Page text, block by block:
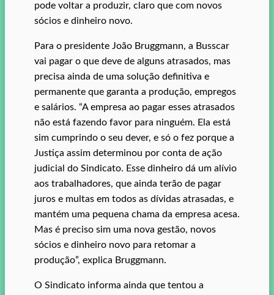
pode voltar a produzir, claro que com novos
sócios e dinheiro novo.
Para o presidente João Bruggmann, a Busscar
vai pagar o que deve de alguns atrasados, mas
precisa ainda de uma solução definitiva e
permanente que garanta a produção, empregos
e salários. “A empresa ao pagar esses atrasados
não está fazendo favor para ninguém. Ela está
sim cumprindo o seu dever, e só o fez porque a
Justiça assim determinou por conta de ação
judicial do Sindicato. Esse dinheiro dá um alívio
aos trabalhadores, que ainda terão de pagar
juros e multas em todos as dívidas atrasadas, e
mantém uma pequena chama da empresa acesa.
Mas é preciso sim uma nova gestão, novos
sócios e dinheiro novo para retomar a
produção”, explica Bruggmann.
O Sindicato informa ainda que tentou a